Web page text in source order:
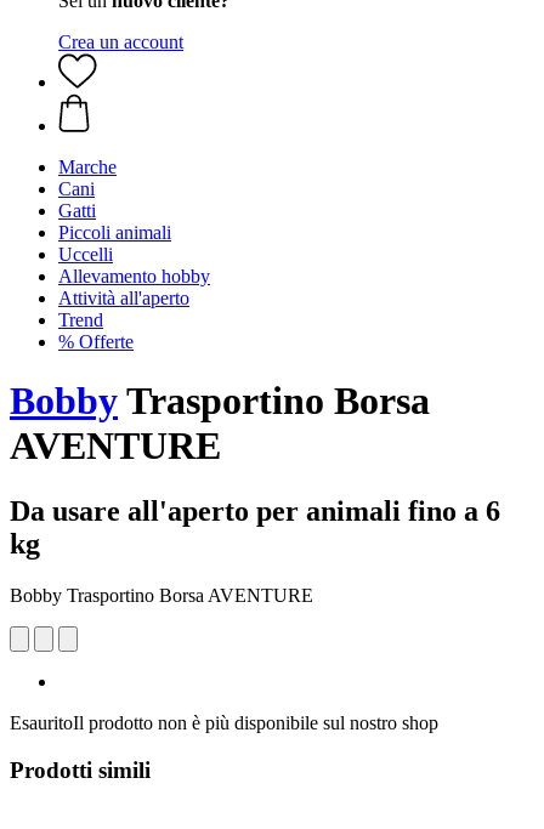
Crea un account
Marche
Cani
Gatti
Piccoli animali
Uccelli
Allevamento hobby
Attività all'aperto
Trend
% Offerte
BobbyTrasportino Borsa
AVENTURE
Da usare all'aperto per animali fino a 6
kg
Bobby Trasportino Borsa AVENTURE
EsauritoIl prodotto non è più disponibile sul nostro shop
Prodotti simili